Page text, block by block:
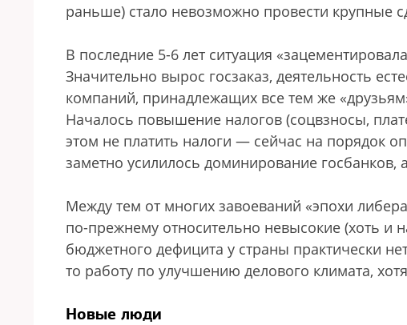
раньше) стало невозможно провести крупные
В последние 5-6 лет ситуация
Значительно вырос госзаказ, деятельность
компаний, принадлежащих все тем же
Началось повышение налогов (соцвзносы,
этом не платить налоги — сейчас на порядок
заметно усилилось доминирование
Между тем от многих завоеваний «эпохи
по-прежнему относительно невысокие (хоть и
бюджетного дефицита у страны практически
то работу по улучшению делового климата,
Новые люди